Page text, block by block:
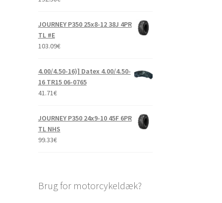
JOURNEY P350 25x8-12 38J 4PR
TL #E
103.09€
4.00/4.50-16)] Datex 4.00/4.50-
16 TR15 06-0765
41.71€
JOURNEY P350 24x9-10 45F 6PR
TL NHS
99.33€
Brug for motorcykeldæk?